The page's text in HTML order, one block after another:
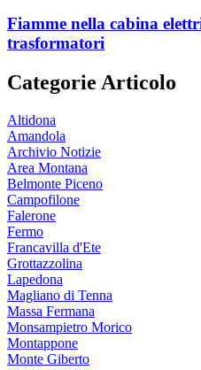
Fiamme nella cabina
trasformatori
Categorie Articolo
Altidona
Amandola
Archivio Notizie
Area Montana
Belmonte Piceno
Campofilone
Falerone
Fermo
Francavilla d'Ete
Grottazzolina
Lapedona
Magliano di Tenna
Massa Fermana
Monsampietro Morico
Montappone
Monte Giberto